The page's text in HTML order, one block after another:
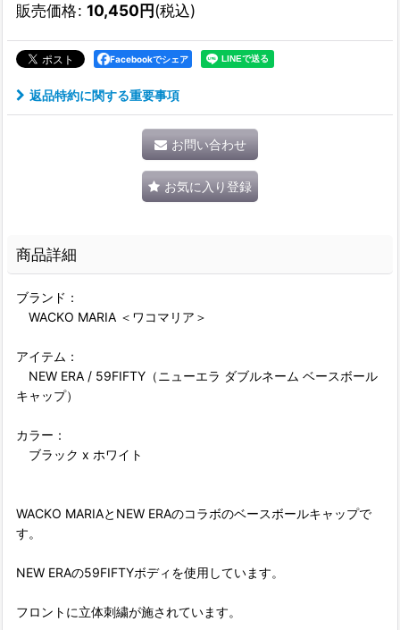
販売価格: 10,450円(税込)
Facebookでシェア
返品特約に関する重要事項
お問い合わせ
お気に入り登録
商品詳細
ブランド：
WACKO MARIA ＜ワコマリア＞
アイテム：
NEW ERA / 59FIFTY（ニューエラ ダブルネーム ベースボール
キャップ）
カラー：
ブラック x ホワイト
WACKO MARIAとNEW ERAのコラボのベースボールキャップで
す。
NEW ERAの59FIFTYボディを使用しています。
フロントに立体刺繍が施されています。